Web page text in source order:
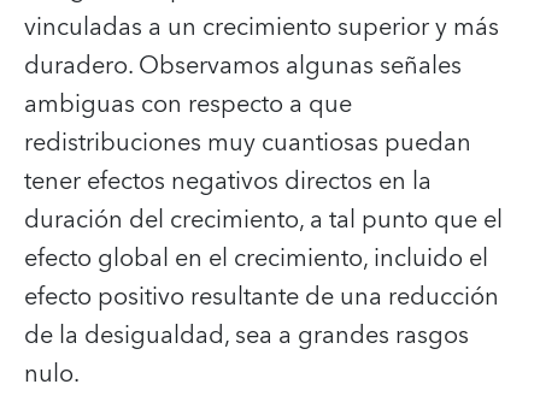
vinculadas a un crecimiento superior y más
duradero. Observamos algunas señales
ambiguas con respecto a que
redistribuciones muy cuantiosas puedan
tener efectos negativos directos en la
duración del crecimiento, a tal punto que el
efecto global en el crecimiento, incluido el
efecto positivo resultante de una reducción
de la desigualdad, sea a grandes rasgos
nulo.